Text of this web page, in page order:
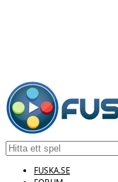
FUSKA.SE